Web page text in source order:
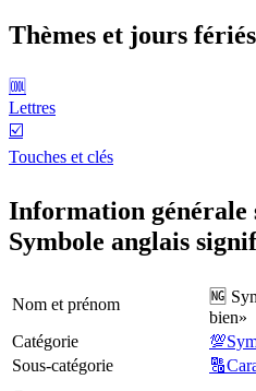
Thèmes et jours
🆒
Lettres
☑️
Touches et clés
Information générale
Symbole anglais
Nom et prénom
🆖
bien»
Catégorie
Sous-catégorie